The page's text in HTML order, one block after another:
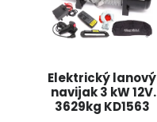
Elektrický lanový
navijak 3 kW 12V
3629kg KD1563